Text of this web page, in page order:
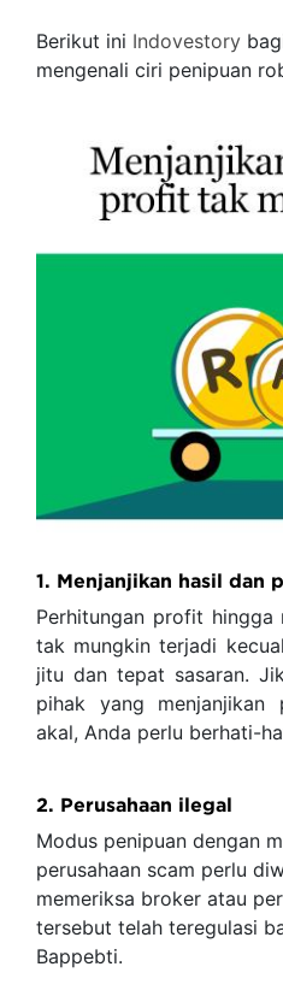
Berikut ini Indovestory
mengenali ciri penipuan
1. Menjanjikan hasil dan
Perhitungan profit hingga
tak mungkin terjadi
jitu dan tepat sasaran.
pihak yang
akal, Anda perlu berhati-
2. Perusahaan ilegal
Modus penipuan dengan
perusahaan scam perlu
memeriksa broker atau
tersebut telah teregulasi
Bappebti.